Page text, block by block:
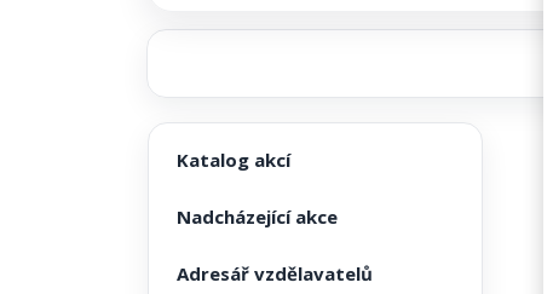
Katalog akcí
Nadcházející akce
Adresář vzdělavatelů